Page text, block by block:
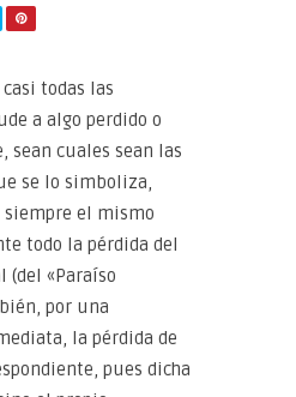
todas las
a algo perdido o
sean cuales sean las
se lo simboliza,
el mismo
todo la pérdida del
(del «Paraíso
por una
la pérdida de
pues dicha